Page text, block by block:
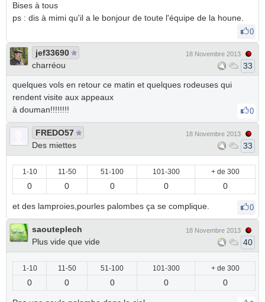
Bises à tous
ps : dis à mimi qu'il a le bonjour de toute l'équipe de la houne.
0
jef33690
charréou
18 Novembre 2013
33
quelques vols en retour ce matin et quelques rodeuses qui
rendent visite aux appeaux
à douman!!!!!!!!
0
FREDO57
Des miettes
18 Novembre 2013
33
1-10 11-50 51-100 101-300 + de 300
0 0 0 0 0
et des lamproies,pourles palombes ça se complique. 0
saouteplech
Plus vide que vide
18 Novembre 2013
40
1-10 11-50 51-100 101-300 + de 300
0 0 0 0 0